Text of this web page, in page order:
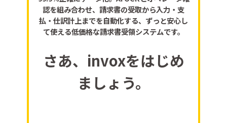
認を組み合わせ、請求書の受取から入力・支
払・仕訳計上までを自動化する、ずっと安心し
て使える低価格な請求書受領システムです。
さあ、invoxをはじめ
ましょう。